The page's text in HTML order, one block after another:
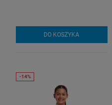
Cena
Najniższa cena:
DO KOSZYKA